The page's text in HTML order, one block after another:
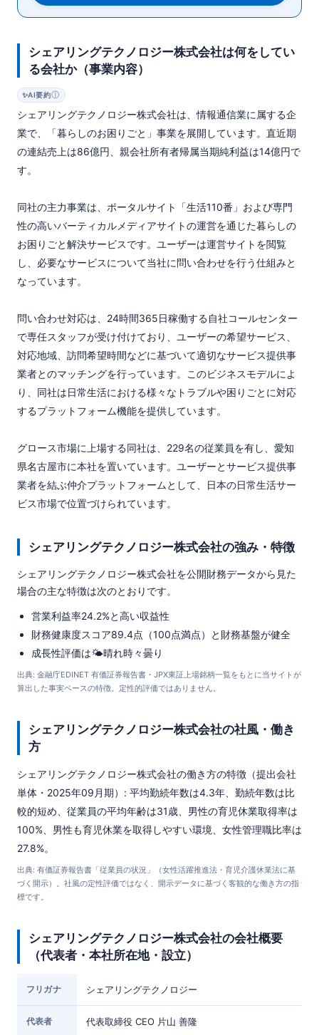
シェアリングテクノロジー株式会社は何をしてい
る会社か（事業内容）
✨AI要約ⓘ
シェアリングテクノロジー株式会社は、情報通信業に属する企
業で、「暮らしのお困りごと」事業を展開しています。直近期
の連結売上は86億円、親会社所有者帰属当期純利益は14億円で
す。
同社の主力事業は、ポータルサイト「生活110番」および専門
性の高いバーティカルメディアサイトの運営を通じた暮らしの
お困りごと解決サービスです。ユーザーは運営サイトを閲覧
し、必要なサービスについて当社に問い合わせを行う仕組みと
なっています。
問い合わせ対応は、24時間365日稼働する自社コールセンター
で専任スタッフが受け付けており、ユーザーの希望サービス、
対応地域、訪問希望時間などに基づいて適切なサービス提供事
業者とのマッチングを行っています。このビジネスモデルによ
り、同社は日常生活における様々なトラブルや困りごとに対応
するプラットフォーム機能を提供しています。
グロース市場に上場する同社は、229名の従業員を有し、愛知
県名古屋市に本社を置いています。ユーザーとサービス提供事
業者を結ぶ仲介プラットフォームとして、日本の日常生活サー
ビス市場で位置づけられています。
シェアリングテクノロジー株式会社の強み・特徴
シェアリングテクノロジー株式会社を公開財務データから見た
場合の主な特徴は次のとおりです。
営業利益率24.2%と高い収益性
財務健康度スコア89.4点（100点満点）と財務基盤が健全
成長性評価は🌤️晴れ時々曇り
出典: 金融庁EDINET 有価証券報告書・JPX東証上場銘柄一覧をもとに当サイトが
算出した事実ベースの特徴。定性的評価ではありません。
シェアリングテクノロジー株式会社の社風・働き
方
シェアリングテクノロジー株式会社の働き方の特徴（提出会社
単体・2025年09月期）: 平均勤続年数は4.3年、勤続年数は比
較的短め、従業員の平均年齢は31歳、男性の育児休業取得率は
100%、男性も育児休業を取得しやすい環境、女性管理職比率は
27.8%。
出典: 有価証券報告書「従業員の状況」（女性活躍推進法・育児介護休業法に基
づく開示）。社風の定性評価ではなく、開示データに基づく客観的な働き方の指
標です。
シェアリングテクノロジー株式会社の会社概要
（代表者・本社所在地・設立）
フリガナ シェアリングテクノロジー
代表者 代表取締役 CEO 片山 善隆